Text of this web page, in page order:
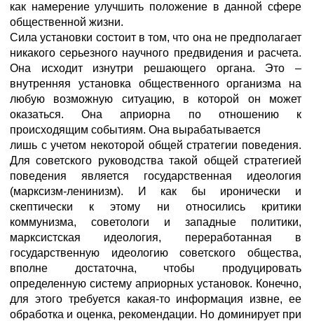
как намерение улучшить положение в данной сфере
общественной жизни.
Сила установки состоит в том, что она не предполагает
никакого серьезного научного предвидения и расчета.
Она исходит изнутри решающего органа. Это –
внутренняя установка общественного организма на
любую возможную ситуацию, в которой он может
оказаться. Она априорна по отношению к
происходящим событиям. Она вырабатывается
лишь с учетом некоторой общей стратегии поведения.
Для советского руководства такой общей стратегией
поведения является государственная идеология
(марксизм-ленинизм). И как бы иронически и
скептически к этому ни относились критики
коммунизма, советологи и западные политики,
марксистская идеология, переработанная в
государственную идеологию советского общества,
вполне достаточна, чтобы продуцировать
определенную систему априорных установок. Конечно,
для этого требуется какая-то информация извне, ее
обработка и оценка, рекомендации. Но доминирует при